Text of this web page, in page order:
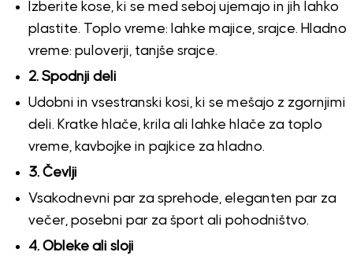
Izberite kose, ki se med seboj ujemajo in jih lahko
plastite. Toplo vreme: lahke majice, srajce. Hladno
vreme: puloverji, tanjše srajce.
2. Spodnji deli
Udobni in vsestranski kosi, ki se mešajo z zgornjimi
deli. Kratke hlače, krila ali lahke hlače za toplo
vreme, kavbojke in pajkice za hladno.
3. Čevlji
Vsakodnevni par za sprehode, eleganten par za
večer, posebni par za šport ali pohodništvo.
4. Obleke ali sloji